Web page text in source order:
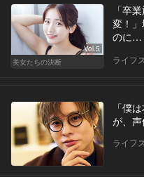
Vol.5
美女たちの決断
「卒
変！
のに…
ライフ
「僕
が、
ライフ